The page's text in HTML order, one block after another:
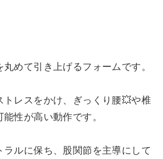
めて引き上げるフォームです。
トレスをかけ、ぎっくり腰💥や椎
性が高い動作です。
ルに保ち、股関節を主導にして